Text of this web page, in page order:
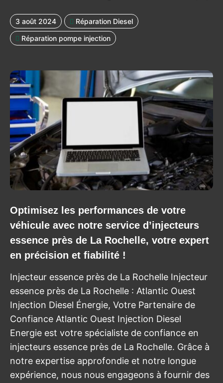
3 août 2024
Réparation Diesel
Réparation pompe injection
Optimisez les performances de votre
véhicule avec notre service d’injecteurs
essence près de La Rochelle, votre expert
en précision et fiabilité !
Injecteur essence près de La Rochelle Injecteur
essence près de La Rochelle : Atlantic Ouest
Injection Diesel Énergie, Votre Partenaire de
Confiance Atlantic Ouest Injection Diesel
Energie est votre spécialiste de confiance en
injecteurs essence près de La Rochelle. Grâce à
notre expertise approfondie et notre longue
expérience, nous nous engageons à fournir des